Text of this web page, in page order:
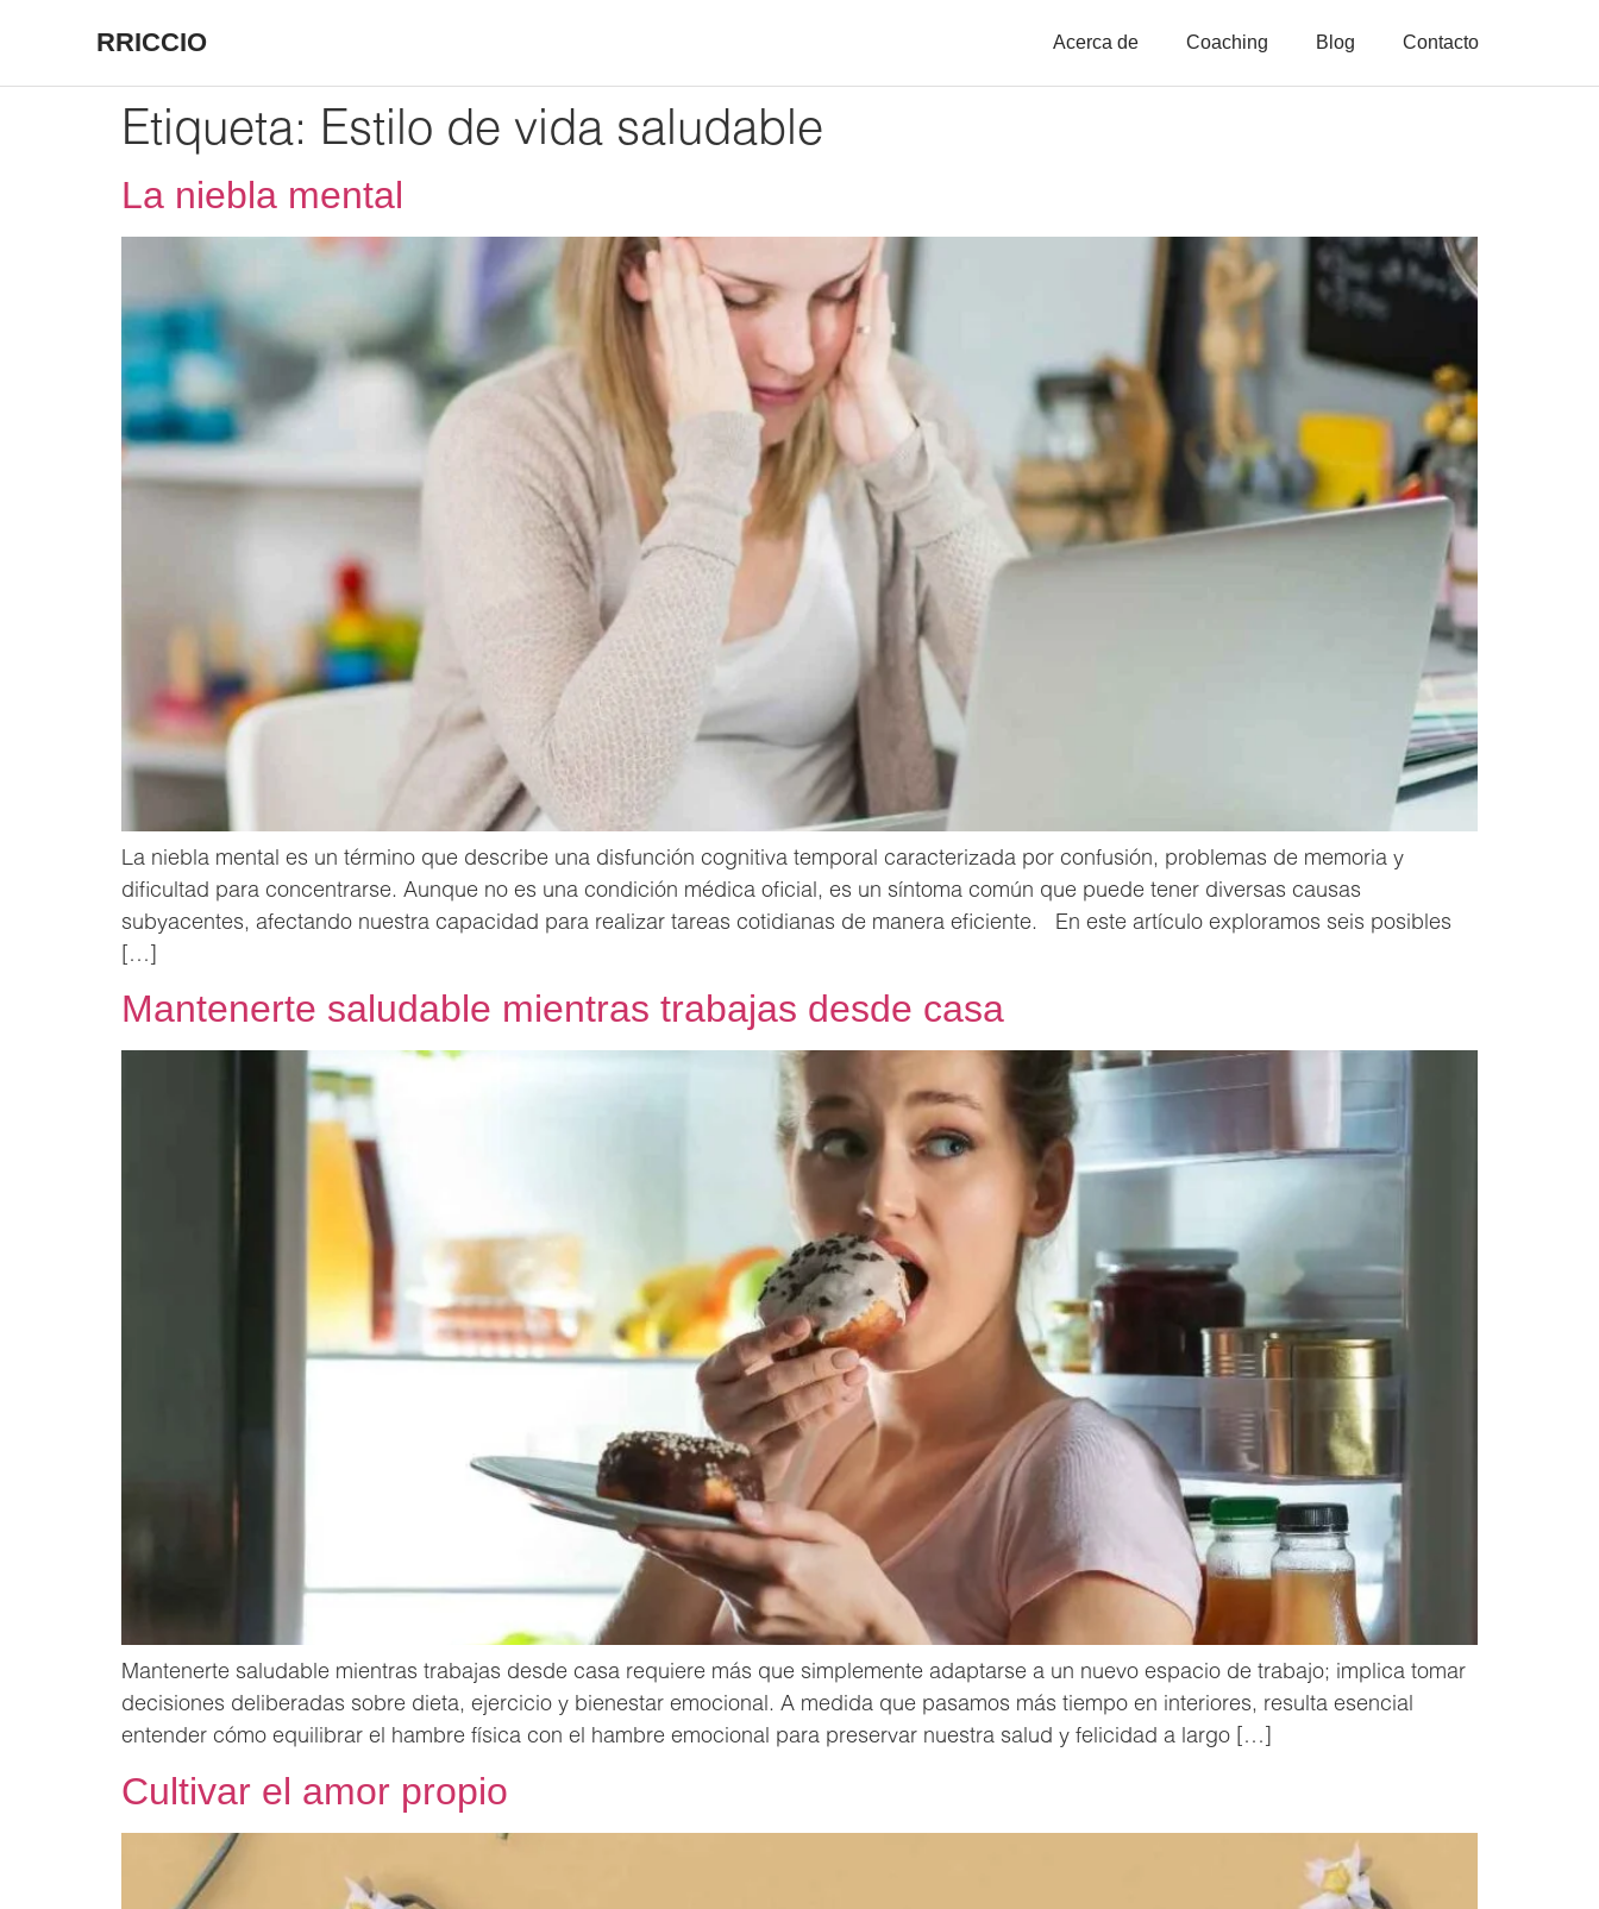
RRICCIO Acerca de Coaching Blog Contacto
Etiqueta: Estilo de vida saludable
La niebla mental
La niebla mental es un término que describe una disfunción cognitiva temporal caracterizada por confusión, problemas de memoria y
dificultad para concentrarse. Aunque no es una condición médica oficial, es un síntoma común que puede tener diversas causas
subyacentes, afectando nuestra capacidad para realizar tareas cotidianas de manera eficiente. En este artículo exploramos seis posibles
[…]
Mantenerte saludable mientras trabajas desde casa
Mantenerte saludable mientras trabajas desde casa requiere más que simplemente adaptarse a un nuevo espacio de trabajo; implica tomar
decisiones deliberadas sobre dieta, ejercicio y bienestar emocional. A medida que pasamos más tiempo en interiores, resulta esencial
entender cómo equilibrar el hambre física con el hambre emocional para preservar nuestra salud y felicidad a largo […]
Cultivar el amor propio